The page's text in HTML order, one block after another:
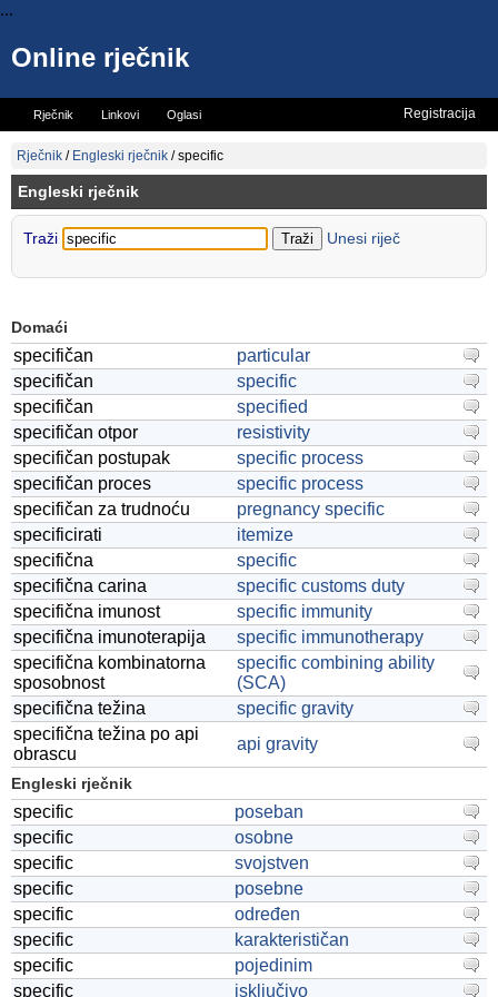
...
Online rječnik
Rječnik Linkovi Oglasi
Vicevi Mini rječnik
Registracija
Rječnik / Engleski rječnik /specific
Engleski rječnik
Traži Unesi riječ
Domaći
specifičan
particular
specifičan
specific
specifičan
specified
specifičan otpor
resistivity
specifičan postupak
specific process
specifičan proces
specific process
specifičan za trudnoću
pregnancy specific
specificirati
itemize
specifična
specific
specifična carina
specific customs duty
specifična imunost
specific immunity
specifična imunoterapija
specific immunotherapy
specifična kombinatorna
sposobnost
specific combining ability
(SCA)
specifična težina
specific gravity
specifična težina po api
obrascu
api gravity
Engleski rječnik
specific
poseban
specific
osobne
specific
svojstven
specific
posebne
specific
određen
specific
karakterističan
specific
pojedinim
specific
isključivo